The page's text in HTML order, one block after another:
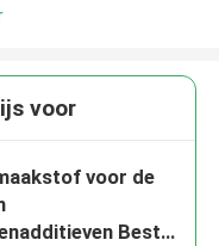
voor
voor de
Best